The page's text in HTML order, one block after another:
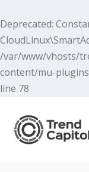
Deprecated:
/var/www/vhosts/
content/mu-
line 78